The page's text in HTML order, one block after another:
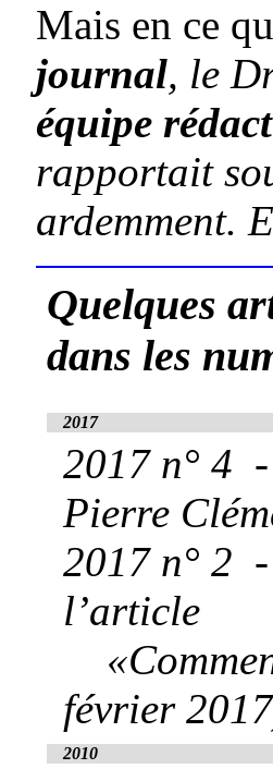
Mais en ce
journal, le
équipe
rapportait
ardemment.
Quelques
dans les
2017
2017 n° 4 -
Pierre
2017 n° 2 -
l’article
février
2010